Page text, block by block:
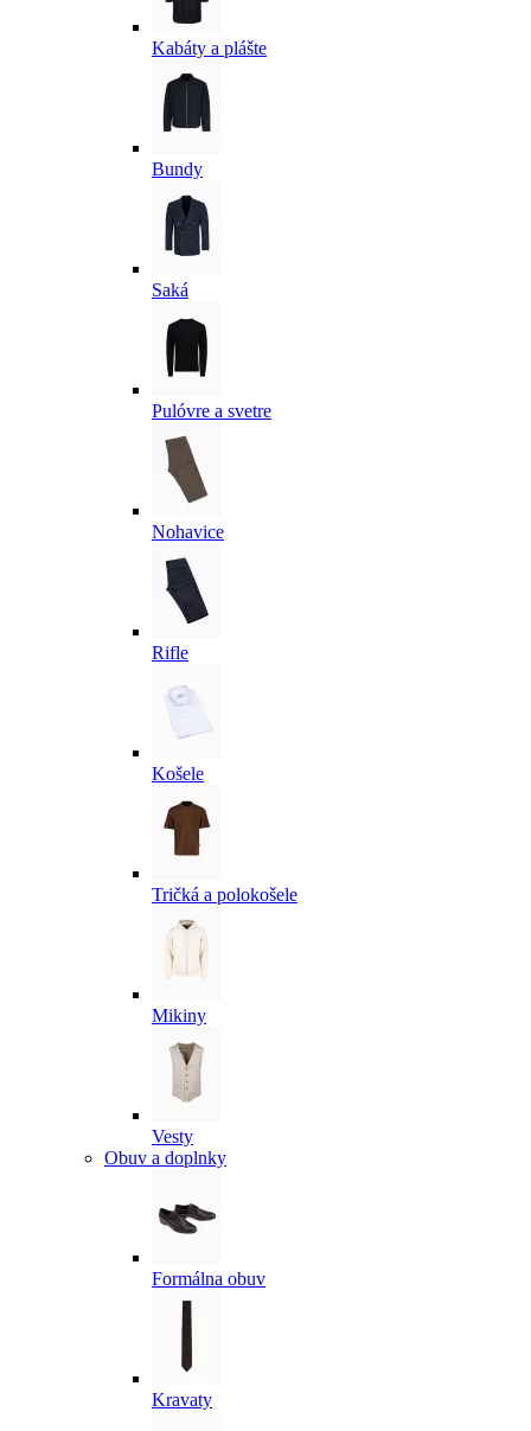
Kabáty a plášte
Bundy
Saká
Pulóvre a svetre
Nohavice
Rifle
Košele
Tričká a polokošele
Mikiny
Vesty
Obuv a doplnky
Formálna obuv
Kravaty